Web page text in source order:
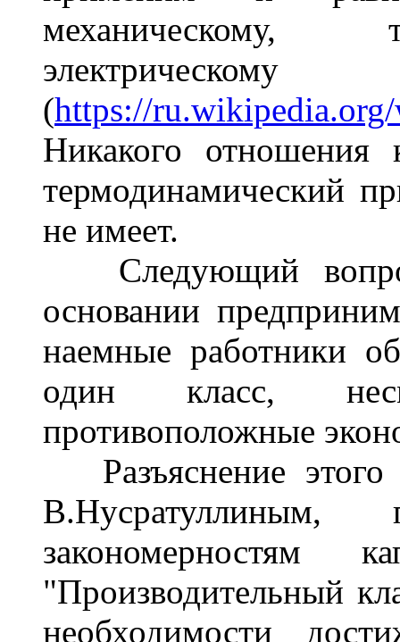
механическому,
электрическому
(https://
Никакого отношения
термодинамический
не имеет.
Следующий
основании
наемные работники
один класс,
противоположные
Разъяснение этого
В.Нусратуллиным,
закономерностям
"Производительный
необходимости